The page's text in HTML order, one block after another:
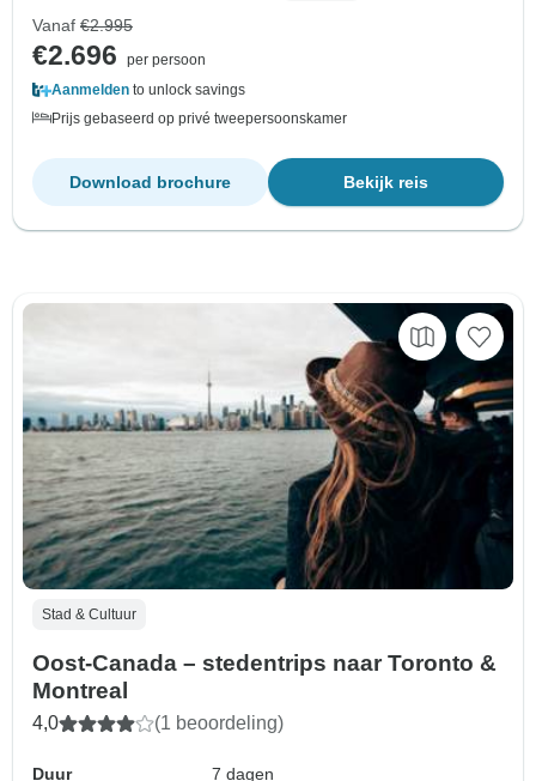
Vanaf €2.995
€2.696
per persoon
Aanmelden to unlock savings
Prijs gebaseerd op privé tweepersoonskamer
Bekijk reis
Download brochure
Stad & Cultuur
Oost-Canada – stedentrips naar Toronto &
Montreal
4,0 (1 beoordeling)
Duur
7 dagen